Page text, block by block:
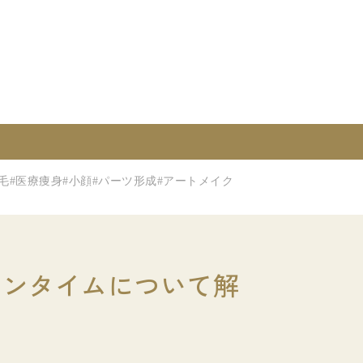
#医療痩身#小顔#パーツ形成#アートメイク
タイムについて解